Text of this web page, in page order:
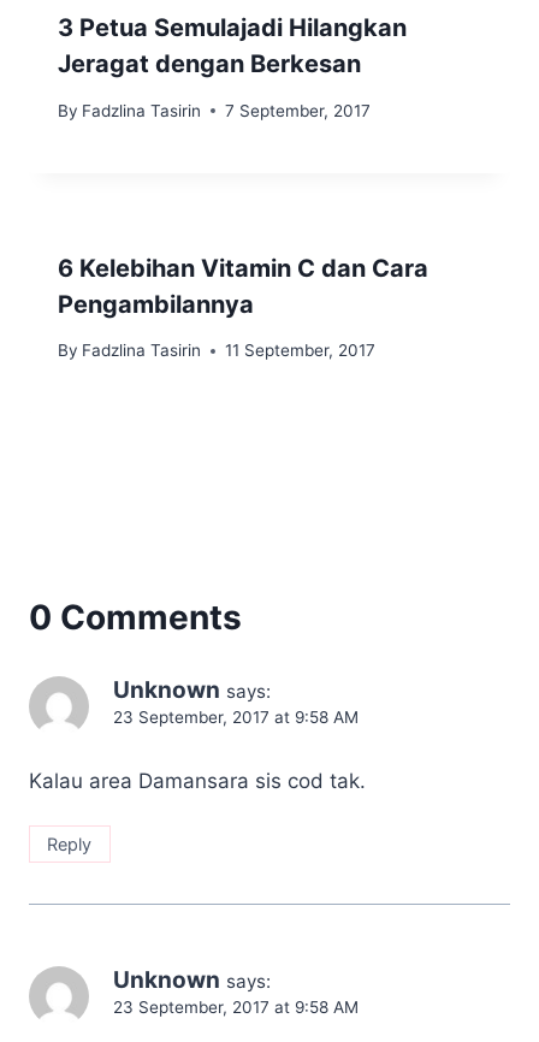
3 Petua Semulajadi Hilangkan
Jeragat dengan Berkesan
By Fadzlina Tasirin 7 September, 2017
6 Kelebihan Vitamin C dan Cara
Pengambilannya
By Fadzlina Tasirin 11 September, 2017
0 Comments
Unknown says:
23 September, 2017 at 9:58 AM
Kalau area Damansara sis cod tak.
Reply
Unknown says:
23 September, 2017 at 9:58 AM